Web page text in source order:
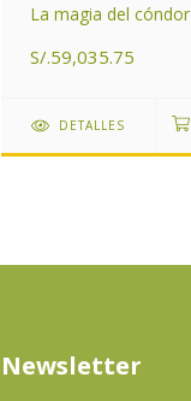
La magia del cóndor
S/.59,035.75
DETALLES
Newsletter